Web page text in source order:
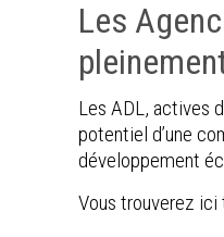
Les
Les ADL, actives
potentiel d’une
développement
Vous trouverez